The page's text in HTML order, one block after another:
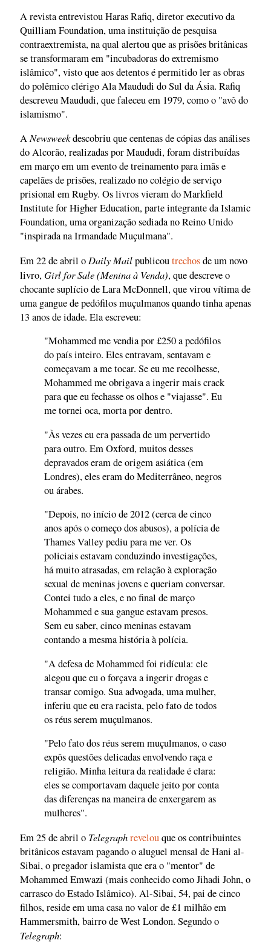
A revista entrevistou Haras Rafiq, diretor executivo da
Quilliam Foundation, uma instituição de pesquisa
contraextremista, na qual alertou que as prisões britânicas
se transformaram em "incubadoras do extremismo
islâmico", visto que aos detentos é permitido ler as obras
do polêmico clérigo Ala Maududi do Sul da Ásia. Rafiq
descreveu Maududi, que faleceu em 1979, como o "avô do
islamismo".
A Newsweekdescobriu que centenas de cópias das análises
do Alcorão, realizadas por Maududi, foram distribuídas
em março em um evento de treinamento para imãs e
capelães de prisões, realizado no colégio de serviço
prisional em Rugby. Os livros vieram do Markfield
Institute for Higher Education, parte integrante da Islamic
Foundation, uma organização sediada no Reino Unido
"inspirada na Irmandade Muçulmana".
Em 22 de abril o Daily Mailpublicoutrechosde um novo
livro,Girl for Sale (Menina à Venda), que descreve o
chocante suplício de Lara McDonnell, que virou vítima de
uma gangue de pedófilos muçulmanos quando tinha apenas
13 anos de idade. Ela escreveu:
"Mohammed me vendia por £250 a pedófilos
do país inteiro. Eles entravam, sentavam e
começavam a me tocar. Se eu me recolhesse,
Mohammed me obrigava a ingerir mais crack
para que eu fechasse os olhos e "viajasse". Eu
me tornei oca, morta por dentro.
"Às vezes eu era passada de um pervertido
para outro. Em Oxford, muitos desses
depravados eram de origem asiática (em
Londres), eles eram do Mediterrâneo, negros
ou árabes.
"Depois, no início de 2012 (cerca de cinco
anos após o começo dos abusos), a polícia de
Thames Valley pediu para me ver. Os
policiais estavam conduzindo investigações,
há muito atrasadas, em relação à exploração
sexual de meninas jovens e queriam conversar.
Contei tudo a eles, e no final de março
Mohammed e sua gangue estavam presos.
Sem eu saber, cinco meninas estavam
contando a mesma história à polícia.
"A defesa de Mohammed foi ridícula: ele
alegou que eu o forçava a ingerir drogas e
transar comigo. Sua advogada, uma mulher,
inferiu que eu era racista, pelo fato de todos
os réus serem muçulmanos.
"Pelo fato dos réus serem muçulmanos, o caso
expôs questões delicadas envolvendo raça e
religião. Minha leitura da realidade é clara:
eles se comportavam daquele jeito por conta
das diferenças na maneira de enxergarem as
mulheres".
Em 25 de abril o Telegraphrevelouque os contribuintes
britânicos estavam pagando o aluguel mensal de Hani al-
Sibai, o pregador islamista que era o "mentor" de
Mohammed Emwazi (mais conhecido como Jihadi John, o
carrasco do Estado Islâmico). Al-Sibai, 54, pai de cinco
filhos, reside em uma casa no valor de £1 milhão em
Hammersmith, bairro de West London. Segundo o
Telegraph: